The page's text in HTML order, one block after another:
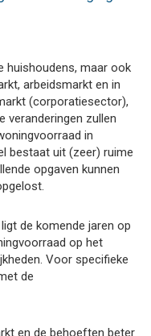
huishoudens, maar ook
arbeidsmarkt en in
(corporatiesector),
veranderingen zullen
in
bestaat uit (zeer) ruime
opgaven kunnen
de komende jaren op
op het
Voor specifieke
de
en de behoeften beter